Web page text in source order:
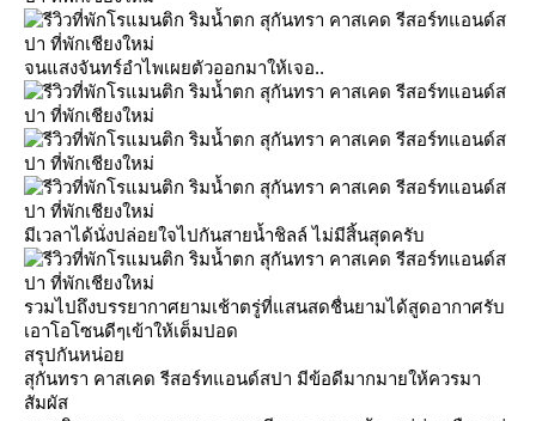
จนแสงจันทร์อำไพเผยตัวออกมาให้เจอ..
มีเวลาได้นั่งปล่อยใจไปกันสายน้ำชิลล์ ไม่มีสิ้นสุดครับ
รวมไปถึงบรรยากาศยามเช้าตรู่ที่แสนสดชื่นยามได้สูดอากาศรับ
เอาโอโซนดีๆเข้าให้เต็มปอด
สรุปกันหน่อ
สุกันทรา คาสเคด รีสอร์ทแอนด์สปา มีข้อดีมากมายให้ควรมา
สัมผัส